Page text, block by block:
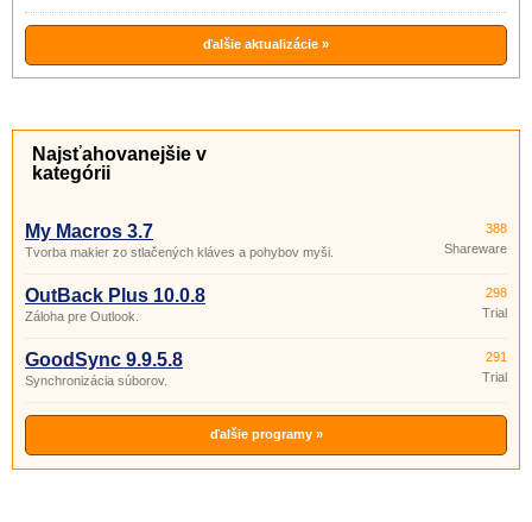
ďalšie aktualizácie »
Najsťahovanejšie v
kategórii
My Macros 3.7
Tvorba makier zo stlačených kláves a pohybov myši.
388
Shareware
OutBack Plus 10.0.8
Záloha pre Outlook.
298
Trial
GoodSync 9.9.5.8
Synchronizácia súborov.
291
Trial
ďalšie programy »